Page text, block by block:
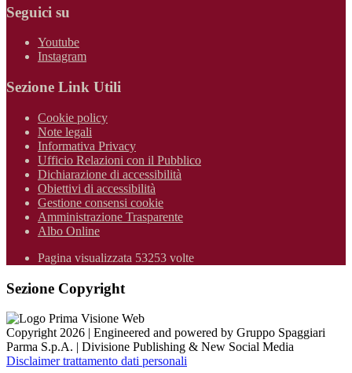
Seguici su
Youtube
Instagram
Sezione Link Utili
Cookie policy
Note legali
Informativa Privacy
Ufficio Relazioni con il Pubblico
Dichiarazione di accessibilità
Obiettivi di accessibilità
Gestione consensi cookie
Amministrazione Trasparente
Albo Online
Pagina visualizzata 53253 volte
Sezione Copyright
Copyright 2026 | Engineered and powered by Gruppo Spaggiari
Parma S.p.A. | Divisione Publishing & New Social Media
Disclaimer trattamento dati personali